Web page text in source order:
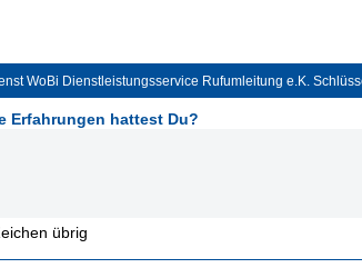
WoBi Dienstleistungsservice Rufumleitung e.K.
Erfahrungen hattest Du?
übrig